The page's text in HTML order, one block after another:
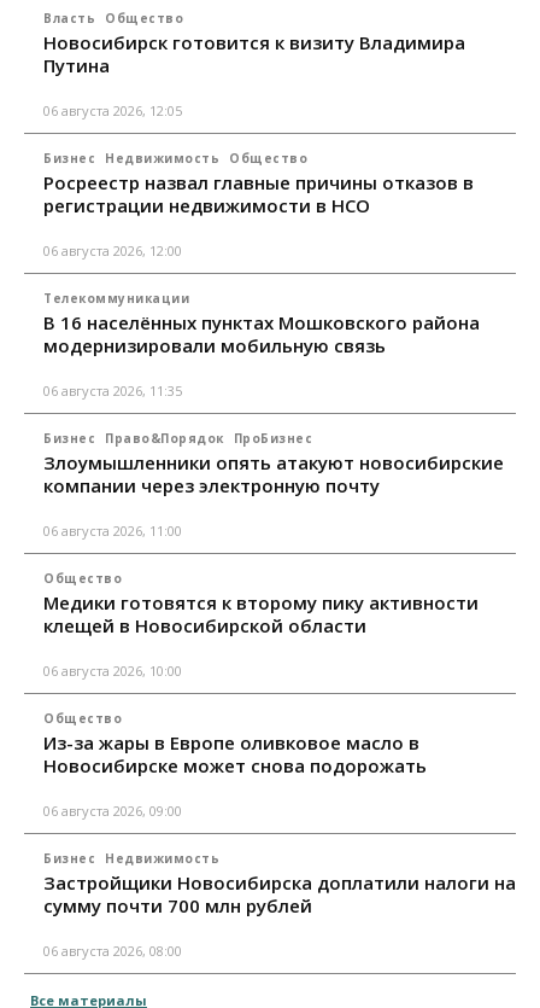
Власть Общество
Новосибирск готовится к визиту Владимира
Путина
06 августа 2026, 12:05
Бизнес Недвижимость Общество
Росреестр назвал главные причины отказов в
регистрации недвижимости в НСО
06 августа 2026, 12:00
Телекоммуникации
В 16 населённых пунктах Мошковского района
модернизировали мобильную связь
06 августа 2026, 11:35
Бизнес Право&Порядок ПроБизнес
Злоумышленники опять атакуют новосибирские
компании через электронную почту
06 августа 2026, 11:00
Общество
Медики готовятся к второму пику активности
клещей в Новосибирской области
06 августа 2026, 10:00
Общество
Из-за жары в Европе оливковое масло в
Новосибирске может снова подорожать
06 августа 2026, 09:00
Бизнес Недвижимость
Застройщики Новосибирска доплатили налоги на
сумму почти 700 млн рублей
06 августа 2026, 08:00
Все материалы